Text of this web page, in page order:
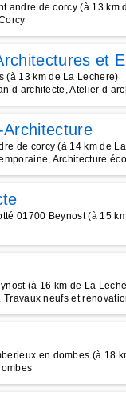
andre de corcy (à 13 km
et
(à 13 km de La Lechere)
d architecte, Atelier d
Architecture
de corcy (à 14 km de
Architecture
01700 Beynost (à 15
(à 16 km de La
Travaux neufs et
en dombes (à 18